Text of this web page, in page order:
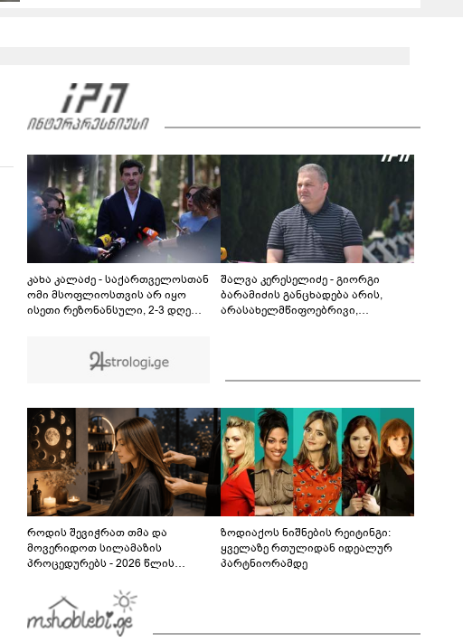
პატიმრობა ემუქრებათ არასრულწლოვნებს?
04:01
გიგა ავალიანის საქმეზე დაკავებული ორი
მოზარდი ბრალის ოფიციალურად წარდგენის
მოლოდინშია - რა არის ცნობილი ამ
დროისთვის საქმეში და რა მტკიცებულებებზე
საუბრობს ეკა კუპატაძე?
რა გახდა “სამგორის” მეტროში სტუდენტის
გარდაცვალების მიზეზი - ცნობილია
ექსპერტიზის პასუხი
კახა კალაძე - საქართველოსთან
ომი მსოფლიოსთვის არ იყო
ისეთი რეზონანსული, 2-3 დღე
წინააღმდეგ აეგორებინათ ის
კამპანია, რასაც დღეს ვხედავთ
შალვა კერესელიძე - გიორგი
ბარამიძის განცხადება არის,
არასახელმწიფოებრივი,
როდის შევიჭრათ თმა და
მოვერიდოთ სილამაზის
პროცედურებს - 2026 წლის
გზამკვლევი
ზოდიაქოს ნიშნების რეიტინგი:
ყველაზე რთულიდან იდეალურ
პარტნიორამდე